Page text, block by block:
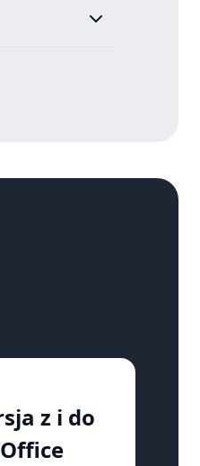
z i do